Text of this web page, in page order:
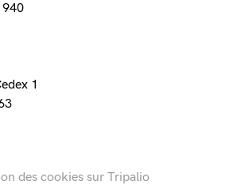
940
1
des cookies sur Tripalio